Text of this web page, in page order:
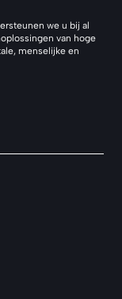
we u bij al
van hoge
menselijke en